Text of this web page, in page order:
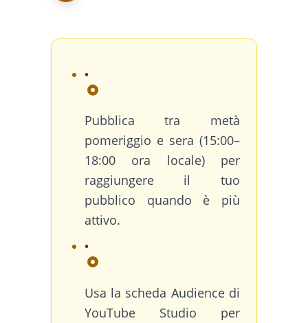
Pubblica tra metà
pomeriggio e sera (15:00–
18:00 ora locale) per
raggiungere il tuo
pubblico quando è più
attivo.
Usa la scheda Audience di
YouTube Studio per